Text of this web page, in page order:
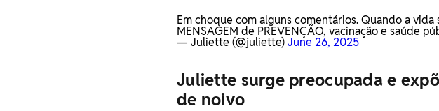
Em choque com alguns comentários. Quando a
MENSAGEM de PREVENÇÃO, vacinação e saúde
— Juliette (@juliette)June 26, 2025
Juliette surge preocupada e
de noivo